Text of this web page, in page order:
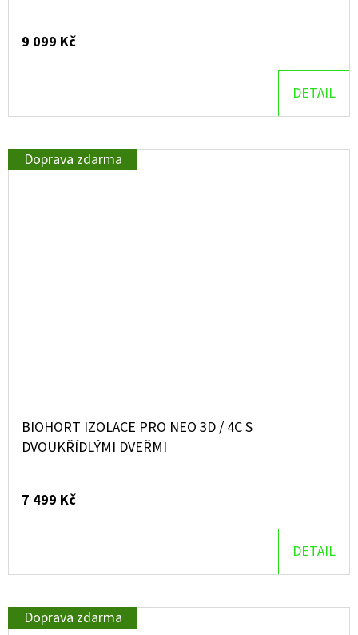
9 099 Kč
DETAIL
Doprava zdarma
BIOHORT IZOLACE PRO NEO 3D / 4C S
DVOUKŘÍDLÝMI DVEŘMI
7 499 Kč
DETAIL
Doprava zdarma